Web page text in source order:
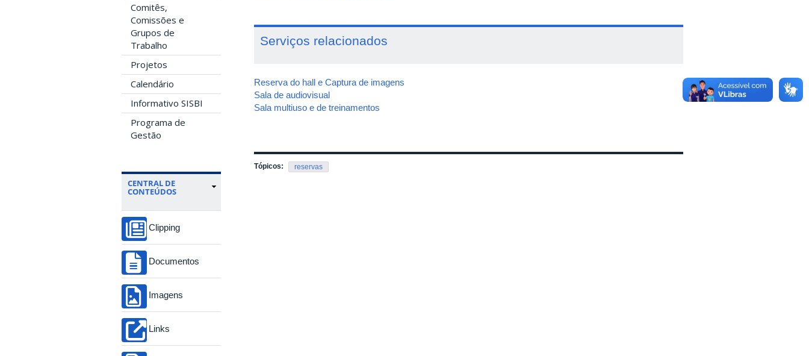
Comitês,
Comissões e
Grupos de
Trabalho
Projetos
Calendário
Informativo SISBI
Programa de
Gestão
CENTRAL DE
CONTEÚDOS
Clipping
Documentos
Imagens
Links
Serviços relacionados
Reserva do hall e Captura de imagens
Sala de audiovisual
Sala multiuso e de treinamentos
Tópicos: reservas